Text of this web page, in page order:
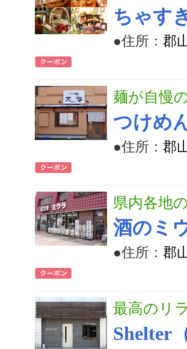
ちゃす
●住所： 郡
麺が自慢
つけめ
●住所： 郡
県内各地
酒のミ
●住所： 郡
最高のリ
Shelter